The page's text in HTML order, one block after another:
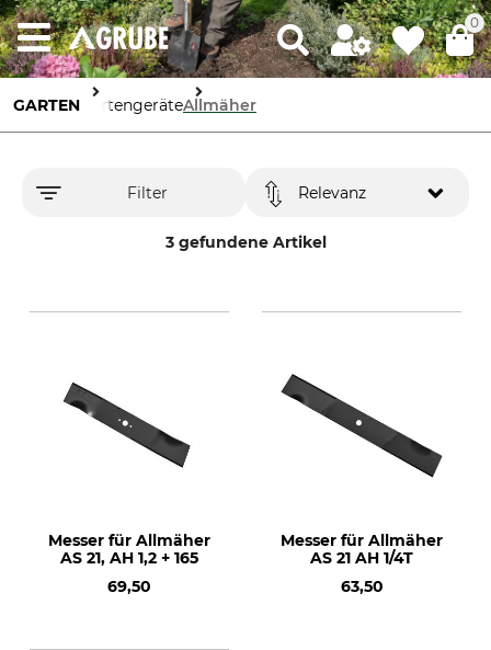
0
GARTEN GartengeräteAllmäher
Filter
3 gefundene Artikel
Relevanz
Messer für Allmäher
AS 21, AH 1,2 + 165
69,50
Messer für Allmäher
AS 21 AH 1/4T
63,50